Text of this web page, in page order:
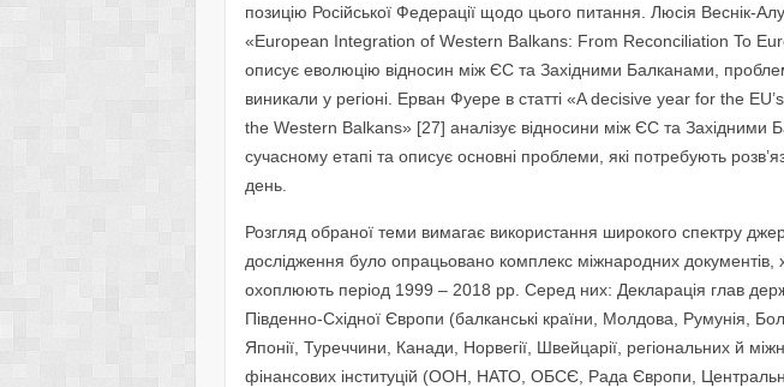
позицію Російської Федерації щодо цього питання. Люсія Веснік-
«European Integration of Western Balkans: From Reconciliation To
описує еволюцію відносин між ЄС та Західними Балканами,
виникали у регіоні. Ерван Фуере в статті «A decisive year for the
the Western Balkans» [27] аналізує відносини між ЄС та Західними
сучасному етапі та описує основні проблеми, які потребують
день.
Розгляд обраної теми вимагає використання широкого спектру
дослідження було опрацьовано комплекс міжнародних документів,
охоплюють період 1999 – 2018 рр. Серед них: Декларація глав
Південно-Східної Європи (балканські країни, Молдова, Румунія,
Японії, Туреччини, Канади, Норвегії, Швейцарії, регіональних й
фінансових інституцій (ООН, НАТО, ОБСЄ, Рада Європи,